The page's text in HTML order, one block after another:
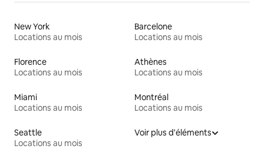
New York
Locations au mois
Barcelone
Locations au mois
Florence
Locations au mois
Athènes
Locations au mois
Miami
Locations au mois
Montréal
Locations au mois
Seattle
Locations au mois
Voir plus d'éléments